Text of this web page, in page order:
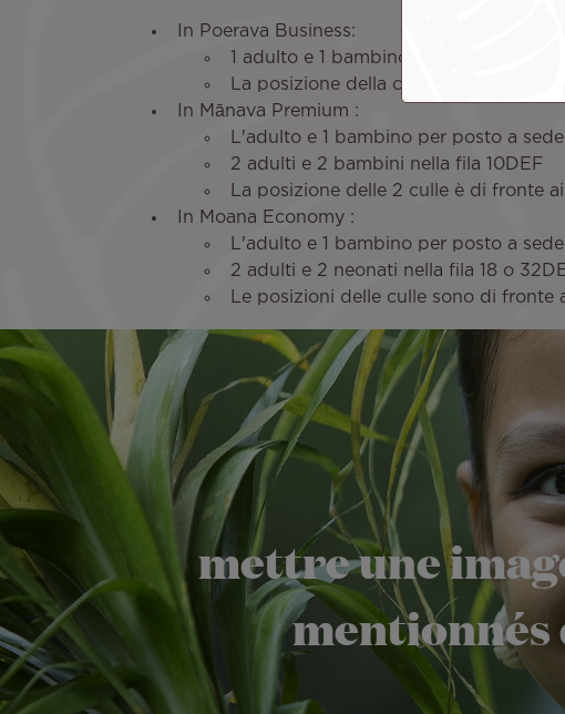
In Poerava Business:
1 adulto e 1 bambino per blocco di
La posizione della culla è di fronte al
In Mānava Premium :
L'adulto e 1 bambino per posto a
2 adulti e 2 bambini nella fila 10DEF
La posizione delle 2 culle è di fronte
In Moana Economy :
L'adulto e 1 bambino per posto a
2 adulti e 2 neonati nella fila 18 o
Le posizioni delle culle sono di fronte
mettre une
mentionnés